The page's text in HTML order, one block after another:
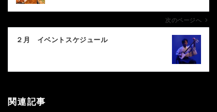
ン
次のページへ
２月 イベントスケジュール
関連記事